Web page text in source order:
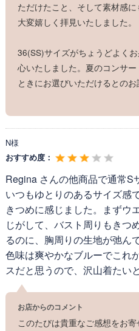
ただけたこと、そして素材感
大変嬉しく拝見いたしました。
36(SS)サイズがちょうどよく
心いたしました。夏のコンサ
ときにお選びいただけるとの
N様
おすすめ度：
Regina さんの他商品で通常S
いつもゆとりのあるサイズ感
きつめに感じました。まずウ
じがして、バスト周りもきつ
るのに、胸周りの生地が弛ん
色味は爽やかなブルーでこれ
スだと思うので、沢山着たい
お店からのコメント
このたびは貴重なご感想をお